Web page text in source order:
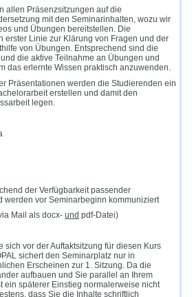
allen Präsenzsitzungen auf die
mit den Seminarinhalten, wozu wir
und Übungen bereitstellen. Die
erster Linie zur Klärungvon Fragen und der
von Übungen. Entsprechend sind die
die aktive Teilnahme an Übungen und
das erlernte Wissen praktisch anzuwenden.
Präsentationen werden die Studierenden ein
erstellen und damit den
legen.
der Verfügbarkeit passender
werden vor Seminarbeginn kommuniziert
Mail als docx-und pdf-Datei)
sich vor der Auftaktsitzung für diesen Kurs
sichert den Seminarplatz nur in
Erscheinen zur 1. Sitzung. Da die
aufbauen und Sie parallel an Ihrem
ein späterer Einstieg normalerweise nicht
dass Sie die Inhalte schriftlich